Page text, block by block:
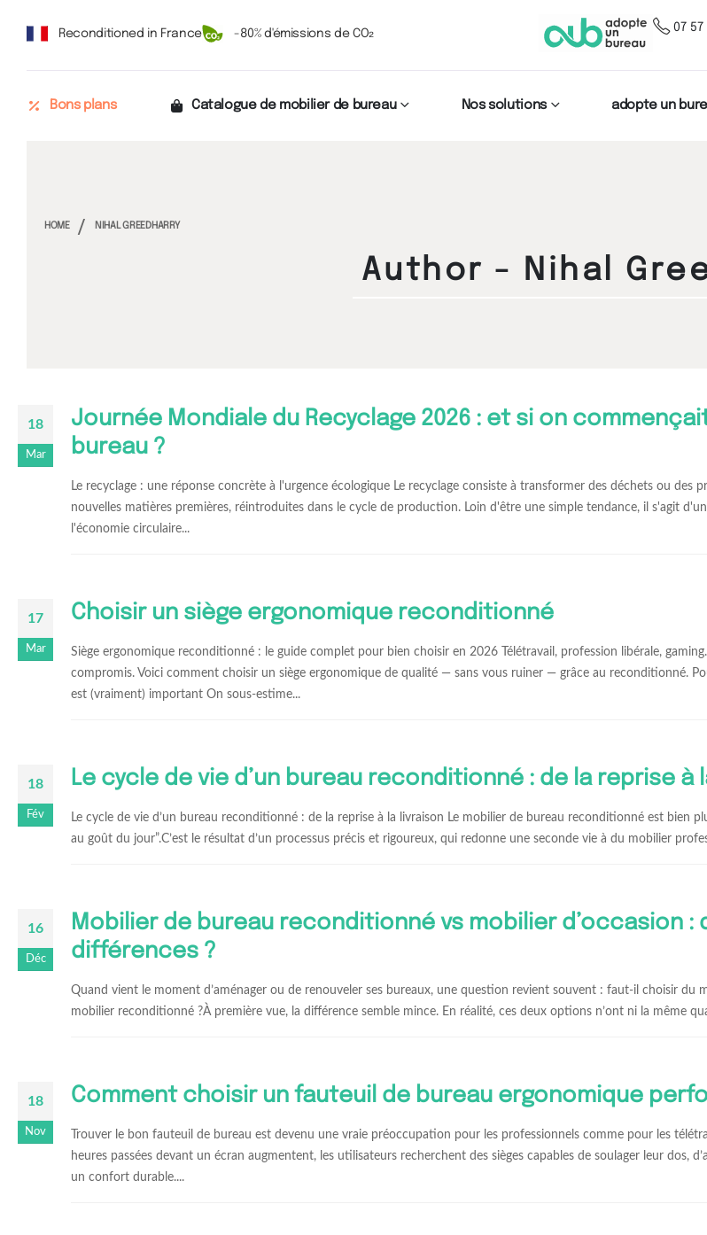
Reconditioned in France -80% d'émissions de CO₂ 07 57
Bons plans Catalogue de mobilier de bureau Nos solutions adopte un
HOME NIHAL GREEDHARRY
Author - Nihal
18
Mar
Journée Mondiale du Recyclage 2026 : et si on
bureau ?
Le recyclage : une réponse concrète à l'urgence écologique Le recyclage consiste à transformer des déchets ou des
nouvelles matières premières, réintroduites dans le cycle de production. Loin d'être une simple tendance, il s'agit
l'économie circulaire...
17
Mar
Choisir un siège ergonomique reconditionné
Siège ergonomique reconditionné : le guide complet pour bien choisir en 2026 Télétravail, profession libérale,
compromis. Voici comment choisir un siège ergonomique de qualité — sans vous ruiner — grâce au reconditionné.
est (vraiment) important On sous-estime...
18
Fév
Le cycle de vie d’un bureau reconditionné : de la reprise à
Le cycle de vie d’un bureau reconditionné : de la reprise à la livraison Le mobilier de bureau reconditionné est bien
au goût du jour”.C’est le résultat d’un processus précis et rigoureux, qui redonne une seconde vie à du mobilier
16
Déc
Mobilier de bureau reconditionné vs mobilier d’occasion :
différences ?
Quand vient le moment d’aménager ou de renouveler ses bureaux, une question revient souvent : faut-il choisir du
mobilier reconditionné ?À première vue, la différence semble mince. En réalité, ces deux options n’ont ni la même
18
Nov
Comment choisir un fauteuil de bureau ergonomique
Trouver le bon fauteuil de bureau est devenu une vraie préoccupation pour les professionnels comme pour les
heures passées devant un écran augmentent, les utilisateurs recherchent des sièges capables de soulager leur dos,
un confort durable....